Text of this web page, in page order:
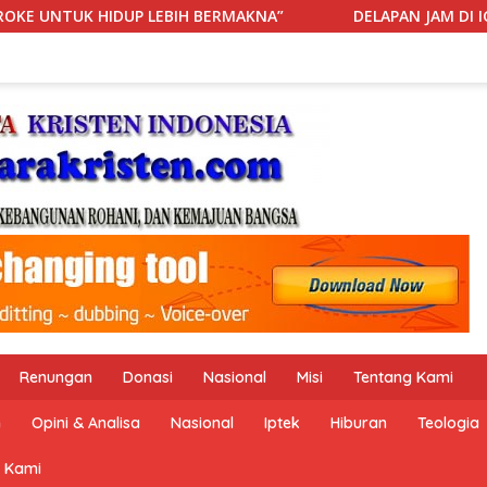
DELAPAN JAM DI IGD: KETIKA RANJANG, ANGGARAN,
Renungan Donasi Nasional Misi Tentang Kami
Opini & Analisa Nasional Iptek Hiburan Teologia
Kami